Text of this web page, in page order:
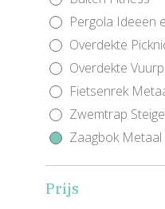
Pergola Ideeën
Overdekte
Overdekte
Fietsenrek
Zwemtrap
Zaagbok Metaal
Prijs